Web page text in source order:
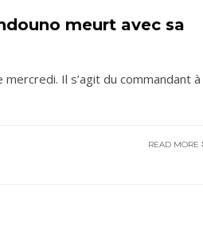
meurt avec sa
Il s’agit du commandant à
READ MORE